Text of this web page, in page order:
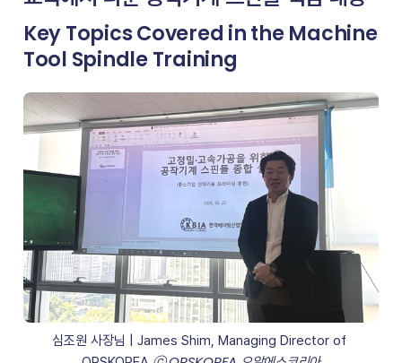
Key Topics Covered in the Machine
Tool Spindle Training
심조원 사장님 | James Shim, Managing Director of